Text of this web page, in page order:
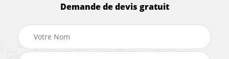
Demande de devis gratuit